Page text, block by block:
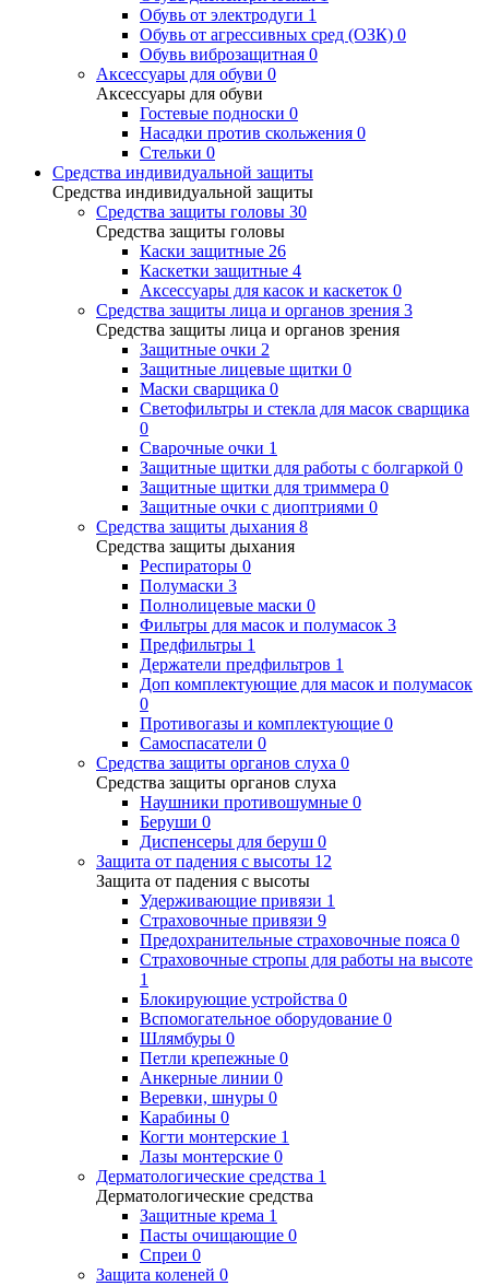
Обувь от электродуги 1
Обувь от агрессивных сред (ОЗК) 0
Обувь виброзащитная 0
Аксессуары для обуви 0
Аксессуары для обуви
Гостевые подноски 0
Насадки против скольжения 0
Стельки 0
Средства индивидуальной защиты
Средства индивидуальной защиты
Средства защиты головы 30
Средства защиты головы
Каски защитные 26
Каскетки защитные 4
Аксессуары для касок и каскеток 0
Средства защиты лица и органов зрения 3
Средства защиты лица и органов зрения
Защитные очки 2
Защитные лицевые щитки 0
Маски сварщика 0
Светофильтры и стекла для масок сварщика
0
Сварочные очки 1
Защитные щитки для работы с болгаркой 0
Защитные щитки для триммера 0
Защитные очки с диоптриями 0
Средства защиты дыхания 8
Средства защиты дыхания
Респираторы 0
Полумаски 3
Полнолицевые маски 0
Фильтры для масок и полумасок 3
Предфильтры 1
Держатели предфильтров 1
Доп комплектующие для масок и полумасок
0
Противогазы и комплектующие 0
Самоспасатели 0
Средства защиты органов слуха 0
Средства защиты органов слуха
Наушники противошумные 0
Беруши 0
Диспенсеры для беруш 0
Защита от падения с высоты 12
Защита от падения с высоты
Удерживающие привязи 1
Страховочные привязи 9
Предохранительные страховочные пояса 0
Страховочные стропы для работы на высоте
1
Блокирующие устройства 0
Вспомогательное оборудование 0
Шлямбуры 0
Петли крепежные 0
Анкерные линии 0
Веревки, шнуры 0
Карабины 0
Когти монтерские 1
Лазы монтерские 0
Дерматологические средства 1
Дерматологические средства
Защитные крема 1
Пасты очищающие 0
Спреи 0
Защита коленей 0